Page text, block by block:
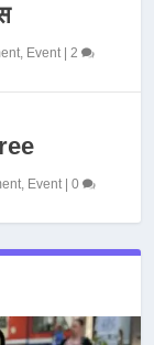
, Event|2
, Event|0